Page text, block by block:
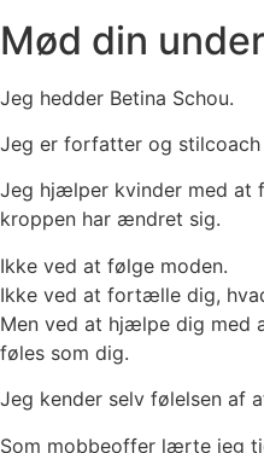
Mød din
Jeg hedder Betina Schou.
Jeg er forfatter og
Jeg hjælper kvinder med at
kroppen har ændret sig.
Ikke ved at følge moden.
Ikke ved at fortælle dig,
Men ved at hjælpe dig med
føles som dig.
Jeg kender selv følelsen af
Som mobbeoffer lærte jeg